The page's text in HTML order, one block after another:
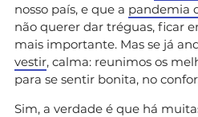
nosso país, e que a pandemia
não querer dar tréguas, ficar
mais importante. Mas se já
vestir, calma: reunimos os
para se sentir bonita, no
Sim, a verdade é que há